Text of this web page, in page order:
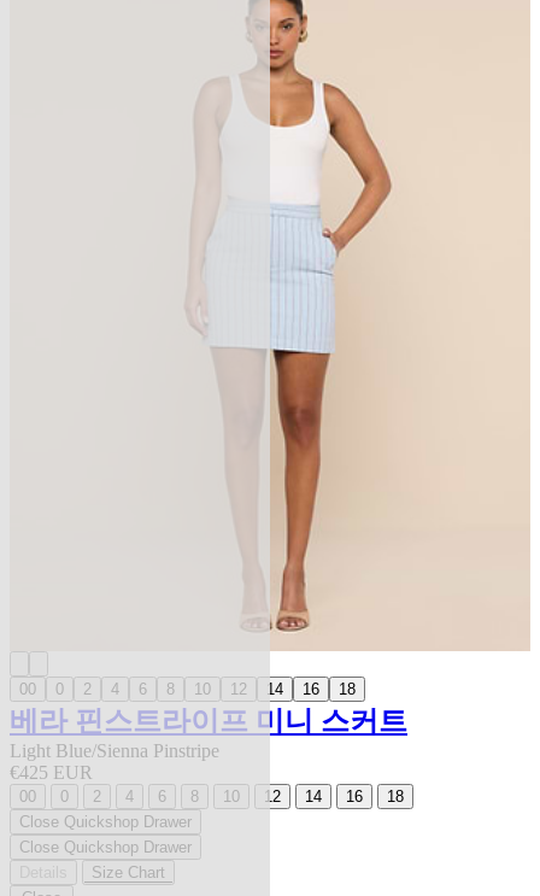
00 0 2 4 6 8 10 12 14 16 18
베라 핀스트라이프 미니 스커트
Light Blue/Sienna Pinstripe
€425 EUR
00 0 2 4 6 8 10 12 14 16
18
Close Quickshop Drawer
Close Quickshop Drawer
Size Chart